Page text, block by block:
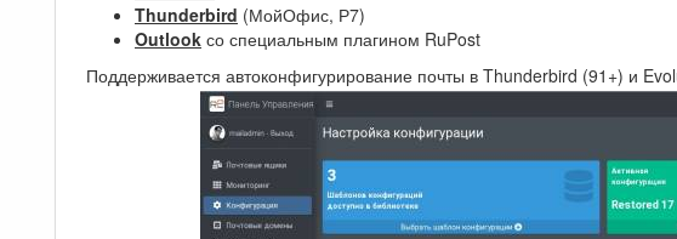
Thunderbird (МойОфис, Р7)
Outlook со специальным плагином RuPost
Поддерживается автоконфигурирование почты в Thunderbird (91+) и